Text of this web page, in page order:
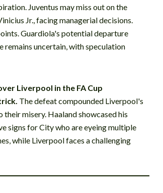
Juventus may miss out on the
Jr., facing managerial decisions.
Guardiola's potential departure
remains uncertain, with speculation
Liverpool in the FA Cup
The defeat compounded Liverpool's
their misery. Haaland showcased his
signs for City who are eyeing multiple
while Liverpool faces a challenging